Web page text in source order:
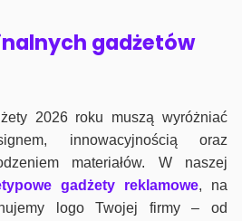
gadżetów
2026 roku muszą wyróżniać
innowacyjnością oraz
materiałów. W naszej
gadżety reklamowe, na
logo Twojej firmy – od